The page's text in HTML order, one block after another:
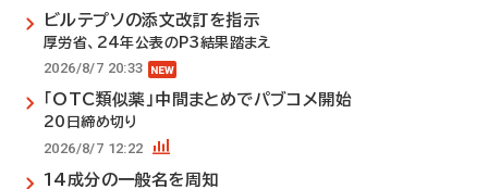
ビルテプソの添文改訂を指示
厚労省、24年公表のP3結果踏まえ
2026/8/7 20:33
「OTC類似薬」中間まとめでパブコメ開始
20日締め切り
2026/8/7 12:22
14成分の一般名を周知